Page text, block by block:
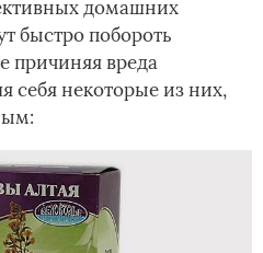
домашних
быстро побороть
причиняя вреда
себя некоторые из них,